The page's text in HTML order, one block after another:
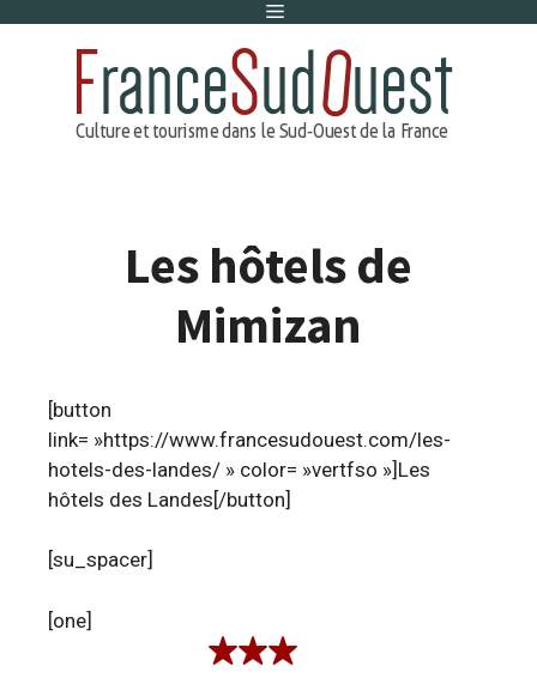
Menu
Les hôtels de
Mimizan
[button
link= »https://www.francesudouest.com/les-
hotels-des-landes/ » color= »vertfso »]Les
hôtels des Landes[/button]
[su_spacer]
[one]